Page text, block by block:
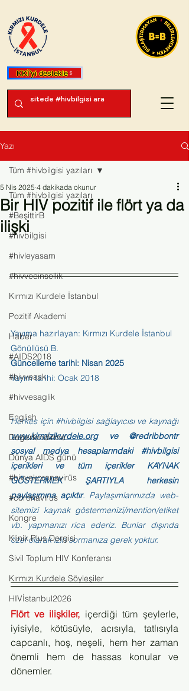
KKİ'yi destekle
Yazı
Tüm #hivbilgisi yazıları
#BeşittirB
#hivbilgisi
#hivleyasam
#hivvecinsellik
Kırmızı Kurdele İstanbul
Pozitif Akademi
Haber
#AIDS2018
#hivveask
#hivvesaglik
English
Değerlendirme
Dünya AIDS günü
#hivvekoronavirüs
#coronavirus
Kongre
Klinik Plus Dergisi
Sivil Toplum HIV Konferansı
Kırmızı Kurdele Söyleşiler
HIVİstanbul2026
Tüm #hivbilgisi yazıları
Bir HIV pozitif ile flört ya da
ilişki
5 Nis 2025 4 dakikada okunur
Yayıma hazırlayan: Kırmızı Kurdele İstanbul
Gönüllüsü B.
Güncelleme tarihi: Nisan 2025
Yayım tarihi: Ocak 2018
Herkes için #hivbilgisi
sağlayıcısı ve kaynağı
www.kirmizikurdele.org ve @redribbontr
sosyal medya hesaplarındaki #hivbilgisi
içerikleri ve tüm içerikler KAYNAK
GÖSTERMEK ŞARTIYLA herkesin
paylaşımına açıktır. Paylaşımlarınızda web-
sitemizi kaynak göstermenizi/mention/etiket
vb. yapmanızı rica ederiz. Bunlar dışında
özel olarak izin sormanıza gerek yoktur.
Flört ve ilişkiler, içerdiği tüm şeylerle,
iyisiyle, kötüsüyle, acısıyla, tatlısıyla
capcanlı, hoş, neşeli, hem her zaman
önemli hem de hassas konular ve
dönemler.